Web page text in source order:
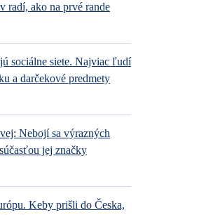
radí, ako na prvé rande
sociálne siete. Najviac ľudí
a darčekové predmety
Nebojí sa výrazných
jej značky
Keby prišli do Česka,